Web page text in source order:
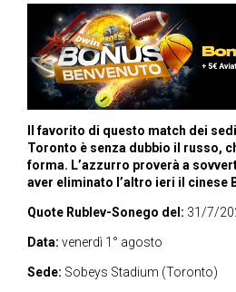
Il favorito di questo match dei
Toronto è senza dubbio il russo,
forma. L’azzurro proverà a
aver eliminato l’altro ieri il cinese
Quote Rublev-Sonego del: 31/7/
Data: venerdì 1° agosto
Sede: Sobeys Stadium (Toronto)